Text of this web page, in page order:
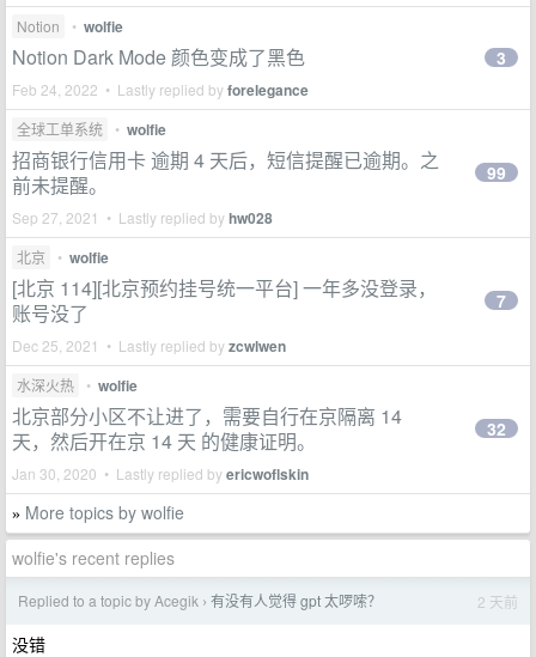
Notion • wolfie
Notion Dark Mode 颜色变成了黑色
Feb 24, 2022 • Lastly replied byforelegance
3
全球工单系统 • wolfie
招商银行信用卡 逾期 4 天后，短信提醒已逾期。之
前未提醒。
Sep 27, 2021 • Lastly replied byhw028
99
北京 • wolfie
[北京 114][北京预约挂号统一平台] 一年多没登录，
账号没了
Dec 25, 2021 • Lastly replied byzcwlwen
7
水深火热 • wolfie
北京部分小区不让进了，需要自行在京隔离 14
天，然后开在京 14 天 的健康证明。
Jan 30, 2020 • Lastly replied byericwoflskin
32
» More topics by wolfie
wolfie's recent replies
Replied to a topic by Acegik › 有没有人觉得 gpt 太啰嗦？ 2 天前
没错